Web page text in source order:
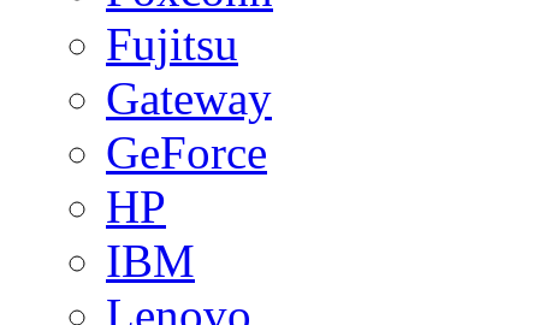
Fujitsu
Gateway
GeForce
HP
IBM
Lenovo